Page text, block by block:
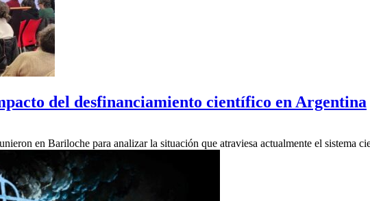
del desfinanciamiento científico en Argentina
en Bariloche para analizar la situación que atraviesa actualmente el sistema